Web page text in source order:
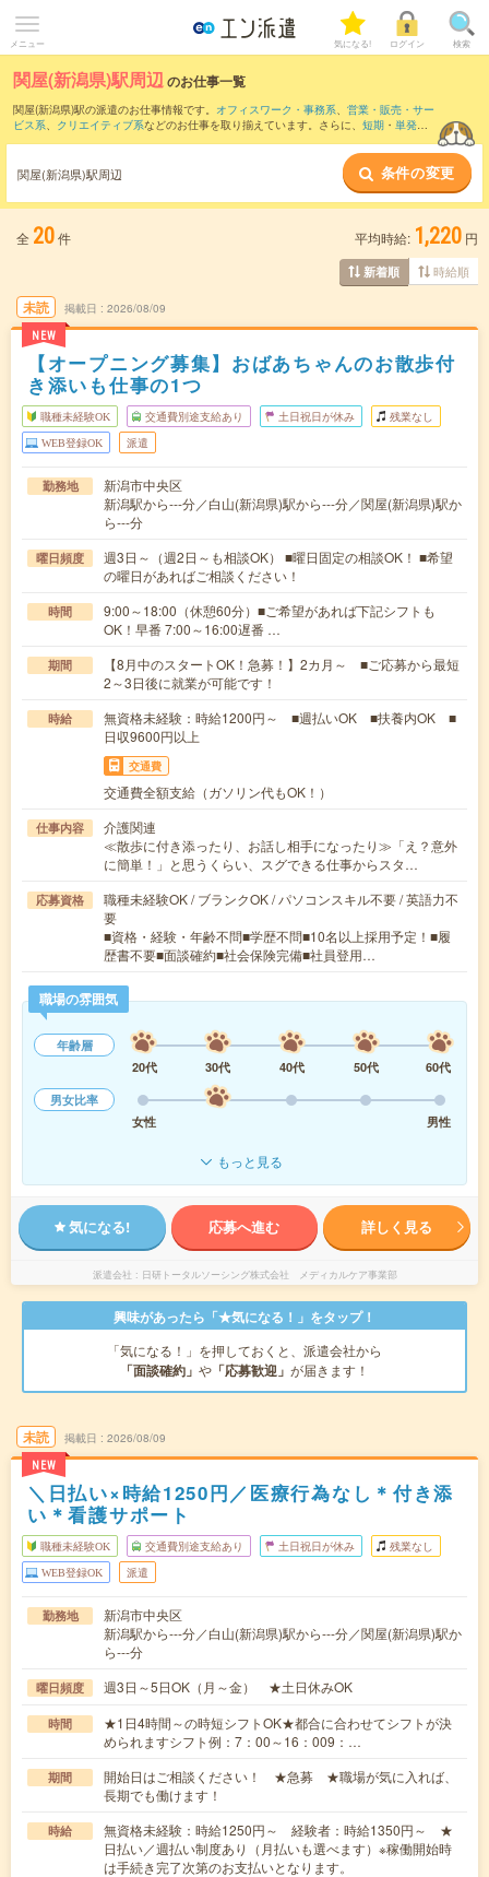
メニュー 気になる! ログイン 検索
関屋(新潟県)駅周辺のお仕事一覧
関屋(新潟県)駅の派遣のお仕事情報です。 オフィスワーク・事務系、 営業・販売・サー
ビス系、 クリエイティブ系などのお仕事を取り揃えています。さらに、 短期 ・ 単発な
また、新潟駅・東新潟駅
など近隣駅のお仕事も
ご確認いただけます。
関屋(新潟県)駅周辺 条件の変更
全 20件 平均時給: 1,220 円
新着順 時給順
未読
NEW
掲載日 2026/08/09
【オープニング募集】おばあちゃんのお散歩付
き添いも仕事の1つ
職種未経験OK 交通費別途支給あり 土日祝日が休み 残業なし
WEB登録OK 派遣
勤務地
新潟市中央区
新潟駅から---分／白山(新潟県)駅から---分／関屋(新潟県)駅か
ら---分
曜日頻度
週3日～（週2日～も相談OK） ■曜日固定の相談OK！ ■希望
の曜日があればご相談ください！
時間
9:00～18:00（休憩60分）■ご希望があれば下記シフトも
OK！早番 7:00～16:00遅番 …
期間
【8月中のスタートOK！急募！】2カ月～ ■ご応募から最短
2～3日後に就業が可能です！
時給
無資格未経験：時給1200円～ ■週払いOK ■扶養内OK ■
日収9600円以上
交通費
交通費全額支給（ガソリン代もOK！）
仕事内容
介護関連
≪散歩に付き添ったり、お話し相手になったり≫「え？意外
に簡単！」と思うくらい、スグできる仕事からスタ…
応募資格
職種未経験OK / ブランクOK / パソコンスキル不要 / 英語力不
要
■資格・経験・年齢不問■学歴不問■10名以上採用予定！■履
歴書不要■面談確約■社会保険完備■社員登用…
職場の雰囲気
年齢層
20代
30代 40代 50代
60代
男女比率
女性
男性
もっと見る
気になる! 応募へ進む 詳しく見る
派遣会社 日研トータルソーシング株式会社 メディカルケア事業部
興味があったら「★気になる！」をタップ！
「気になる！」を押しておくと、派遣会社から
「面談確約」 や 「応募歓迎」 が届きます！
未読
NEW
掲載日 2026/08/09
＼日払い×時給1250円／医療行為なし＊付き添
い＊看護サポート
職種未経験OK 交通費別途支給あり 土日祝日が休み 残業なし
WEB登録OK 派遣
勤務地
新潟市中央区
新潟駅から---分／白山(新潟県)駅から---分／関屋(新潟県)駅か
ら---分
曜日頻度 週3日～5日OK（月～金） ★土日休みOK
時間
★1日4時間～の時短シフトOK★都合に合わせてシフトが決
められますシフト例：7：00～16：009：…
期間
開始日はご相談ください！ ★急募 ★職場が気に入れば、
長期でも働けます！
時給
無資格未経験：時給1250円～ 経験者：時給1350円～ ★
日払い／週払い制度あり（月払いも選べます）※稼働開始時
は手続き完了次第のお支払いとなります。